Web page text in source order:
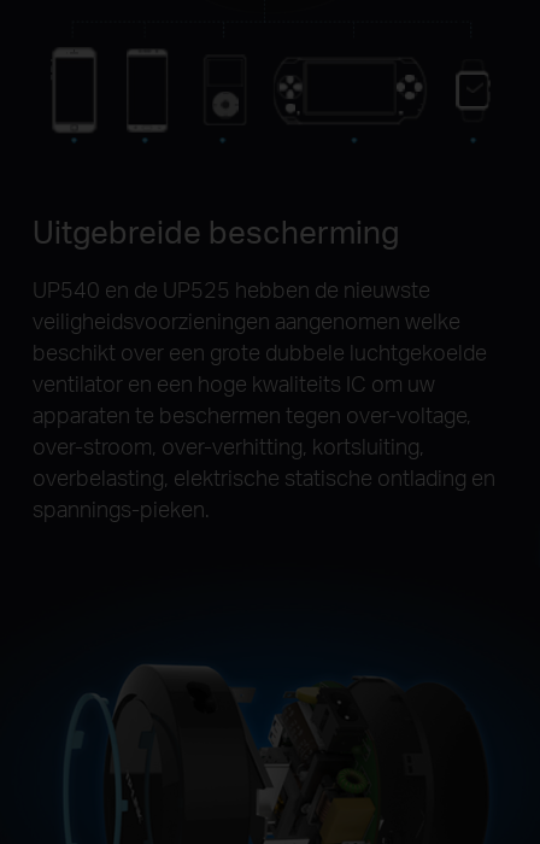
Uitgebreide bescherming
UP540 en de UP525 hebben de nieuwste
veiligheidsvoorzieningen aangenomen welke
beschikt over een grote dubbele luchtgekoelde
ventilator en een hoge kwaliteits IC om uw
apparaten te beschermen tegen over-voltage,
over-stroom, over-verhitting, kortsluiting,
overbelasting, elektrische statische ontlading en
spannings-pieken.